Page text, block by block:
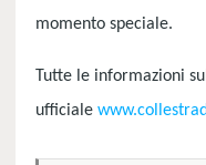
momento speciale.
Tutte le informazioni
ufficiale